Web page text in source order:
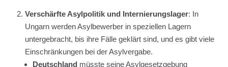
Verschärfte Asylpolitik und Internierungslager: In
Ungarn werden Asylbewerber in speziellen Lagern
untergebracht, bis ihre Fälle geklärt sind, und es gibt viele
Einschränkungen bei der Asylvergabe.
Deutschland müsste seine Asylgesetzgebung